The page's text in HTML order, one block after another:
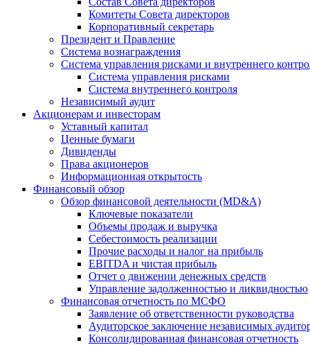
Комитеты Совета директоров
Корпоративный секретарь
Президент и Правление
Система вознаграждения
Система управления рисками и внутреннего
Система управления рисками
Система внутреннего контроля
Независимый аудит
Акционерам и инвесторам
Уставный капитал
Ценные бумаги
Дивиденды
Права акционеров
Информационная открытость
Финансовый обзор
Обзор финансовой деятельности (MD&A)
Ключевые показатели
Объемы продаж и выручка
Себестоимость реализации
Прочие расходы и налог на прибыль
EBITDA и чистая прибыль
Отчет о движении денежных средств
Управление задолженностью и ликвидностью
Финансовая отчетность по МСФО
Заявление об ответственности руководства
Аудиторское заключение независимых
Консолидированная финансовая отчетность